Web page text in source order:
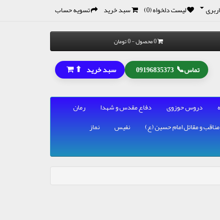
لیست دلخواه (0) سبد خرید تسویه حساب
0 محصول - 0 تومان
تماس📞
09196835373 سبد خرید ⬆
دروس حوزوی دفاع مقدس و شهدا
رمان
مناقب و مقاتل امام حسین (ع) نفیس
نماز